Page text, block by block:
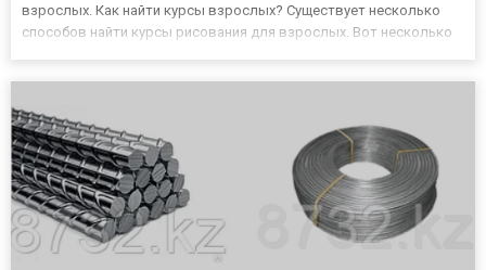
взрослых. Как найти курсы взрослых? Существует несколько
способов найти курсы рисования для взрослых. Вот несколько